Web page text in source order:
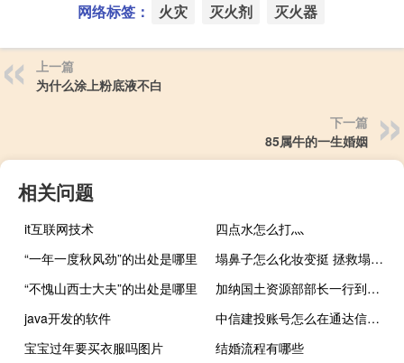
网络标签： 火灾 灭火剂 灭火器
上一篇
为什么涂上粉底液不白
下一篇
85属牛的一生婚姻
相关问题
it互联网技术
四点水怎么打灬
“一年一度秋风劲”的出处是哪里
塌鼻子怎么化妆变挺 拯救塌鼻梁小技巧
“不愧山西士大夫”的出处是哪里
加纳国土资源部部长一行到访交易所
java开发的软件
中信建投账号怎么在通达信上登录
宝宝过年要买衣服吗图片
结婚流程有哪些